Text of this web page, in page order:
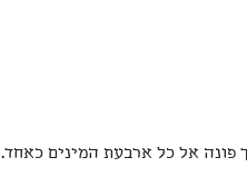
פונה אל כל ארבעת המינים כאחד.